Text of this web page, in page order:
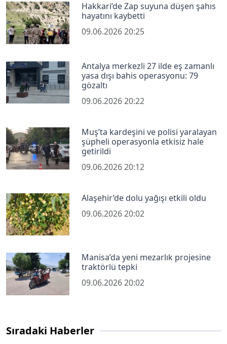
Hakkari’de Zap suyuna düşen şahıs
hayatını kaybetti
09.06.2026 20:25
Antalya merkezli 27 ilde eş zamanlı
yasa dışı bahis operasyonu: 79
gözaltı
09.06.2026 20:22
Muş’ta kardeşini ve polisi yaralayan
şüpheli operasyonla etkisiz hale
getirildi
09.06.2026 20:12
Alaşehir’de dolu yağışı etkili oldu
09.06.2026 20:02
Manisa’da yeni mezarlık projesine
traktörlü tepki
09.06.2026 20:02
Sıradaki Haberler